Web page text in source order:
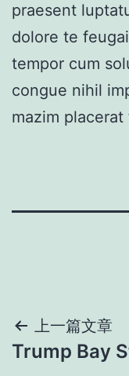
praesent
dolore te
tempor cum
congue nihil
mazim placerat
上一篇文章
Trump Bay